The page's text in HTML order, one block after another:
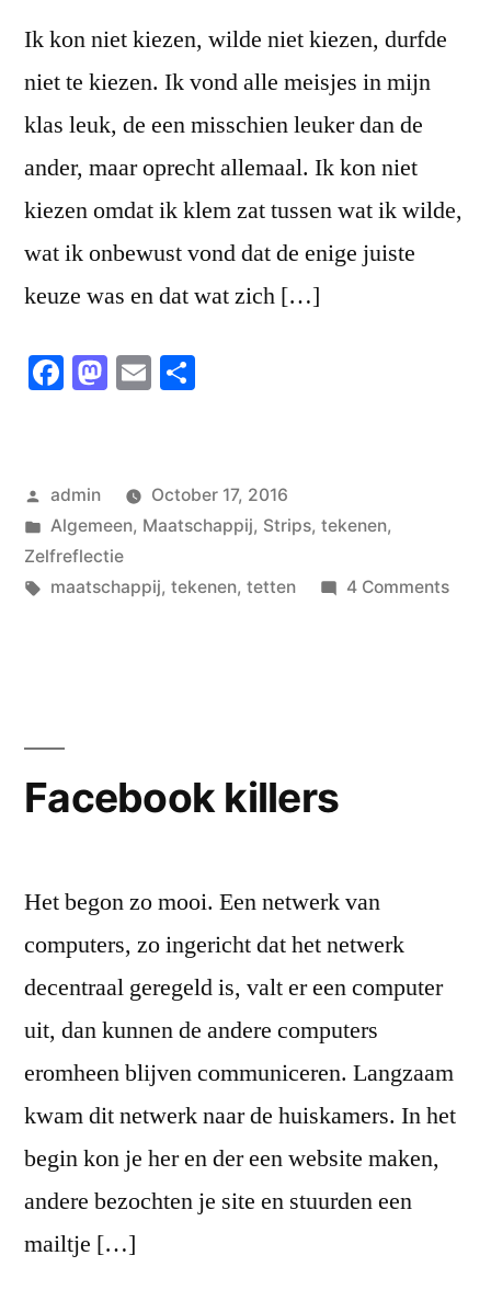
Ik kon niet kiezen, wilde niet kiezen, durfde
niet te kiezen. Ik vond alle meisjes in mijn
klas leuk, de een misschien leuker dan de
ander, maar oprecht allemaal. Ik kon niet
kiezen omdat ik klem zat tussen wat ik wilde,
wat ik onbewust vond dat de enige juiste
keuze was en dat wat zich […]
Facebook
Mastodon
Email
Posted
by
admin
October 17, 2016
Posted
in
Algemeen, Maatschappij, Strips, tekenen,
Zelfreflectie
Tags:
maatschappij, tekenen, tetten 4 Commentson
Facebook killers
Het begon zo mooi. Een netwerk van
computers, zo ingericht dat het netwerk
decentraal geregeld is, valt er een computer
uit, dan kunnen de andere computers
eromheen blijven communiceren. Langzaam
kwam dit netwerk naar de huiskamers. In het
begin kon je her en der een website maken,
andere bezochten je site en stuurden een
mailtje […]